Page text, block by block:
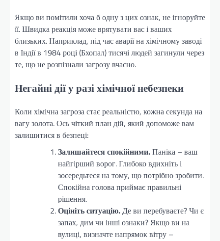
Якщо ви помітили хоча б одну з цих ознак, не ігноруйте
її. Швидка реакція може врятувати вас і ваших
близьких. Наприклад, під час аварії на хімічному заводі
в Індії в 1984 році (Бхопал) тисячі людей загинули через
те, що не розпізнали загрозу вчасно.
Негайні дії у разі хімічної небезпеки
Коли хімічна загроза стає реальністю, кожна секунда на
вагу золота. Ось чіткий план дій, який допоможе вам
залишитися в безпеці:
Залишайтеся спокійними.Паніка – ваш
найгірший ворог. Глибоко вдихніть і
зосередьтеся на тому, що потрібно зробити.
Спокійна голова приймає правильні
рішення.
Оцініть ситуацію.Де ви перебуваєте? Чи є
запах, дим чи інші ознаки? Якщо ви на
вулиці, визначте напрямок вітру –